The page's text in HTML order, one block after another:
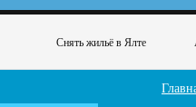
Снять жильё в Ялте